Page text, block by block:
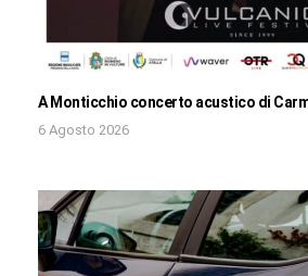
A Monticchio concerto acustico di
6 Agosto 2026